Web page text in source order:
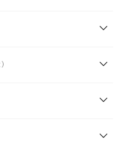
( Kreuzgestell breit )